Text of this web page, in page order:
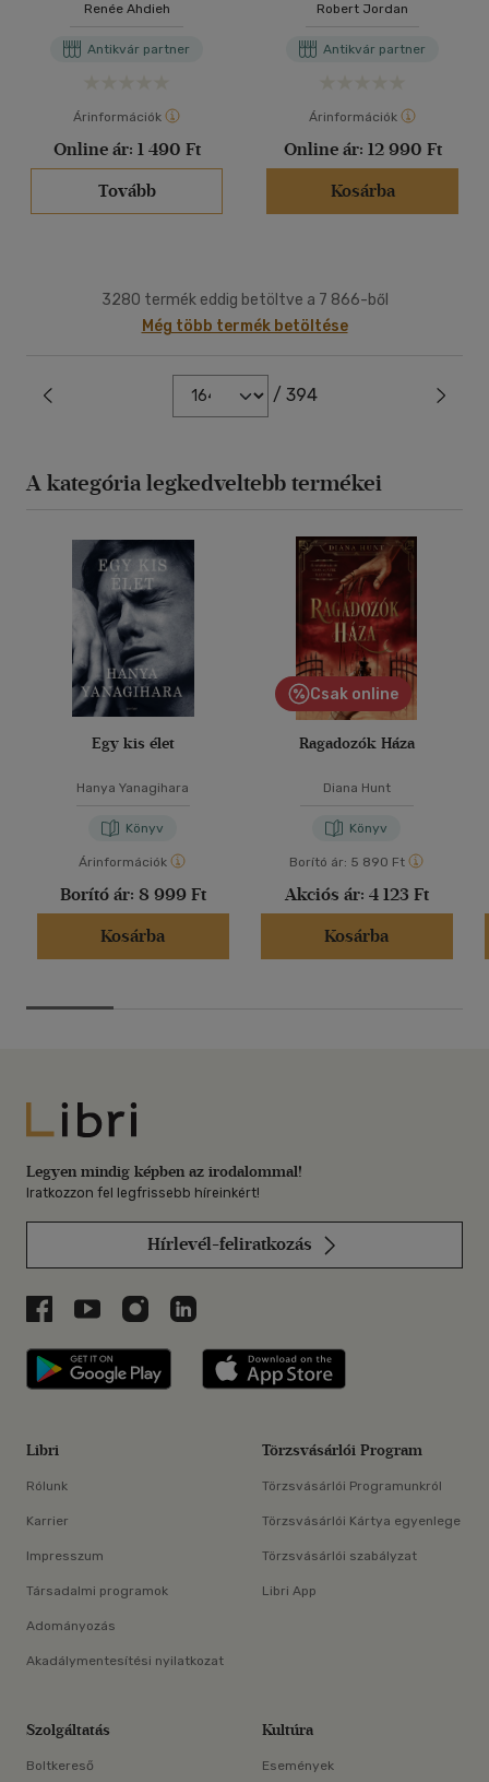
Renée Ahdieh
Antikvár partner
Árinformációk
Online ár: 1 490 Ft
Tovább
Robert Jordan
Antikvár partner
Árinformációk
Online ár: 12 990 Ft
Kosárba
3280 termék eddig betöltve a 7 866-ből
Még több termék betöltése
/ 394
A kategória legkedveltebb termékei
Egy kis élet
Hanya Yanagihara
Könyv
Árinformációk
Borító ár: 8 999 Ft
Kosárba
Csak online
Ragadozók Háza
Diana Hunt
Könyv
Borító ár: 5 890 Ft
Akciós ár: 4 123 Ft
Kosárba
Libri
Legyen mindig képben az irodalommal!
Iratkozzon fel legfrissebb híreinkért!
Hírlevél-feliratkozás
Libri a Facebookon
Libri a Youtube-on
Libri az Instagramon
Libri a LinkedInen
Libri applikáció Szerezd meg: Google
Libri
Rólunk
Karrier
Impresszum
Társadalmi programok
Adományozás
Akadálymentesítési nyilatkozat
Törzsvásárlói Program
Törzsvásárlói Programunkról
Törzsvásárlói Kártya egyenlege
Törzsvásárlói szabályzat
Libri App
Szolgáltatás
Boltkereső
Kultúra
Események